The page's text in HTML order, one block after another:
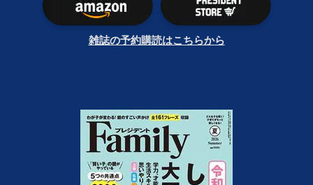
雑誌の予約購読はこちらから